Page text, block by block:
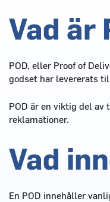
Vad är
POD, eller Proof of
godset har levererats
POD är en viktig del
reklamationer.
Vad
En POD innehåller